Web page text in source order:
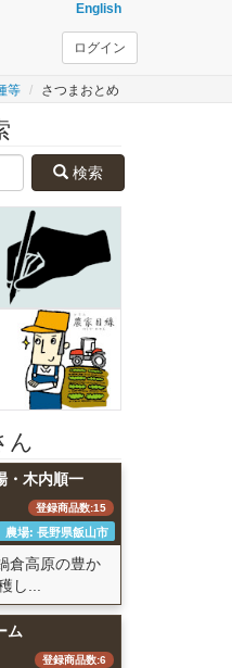
English
ログイン
等 さつまおとめ
検索
ん
・木内順一
登録商品数:15
農場: 長野県飯山市
倉高原の豊か
し...
ム
登録商品数:6